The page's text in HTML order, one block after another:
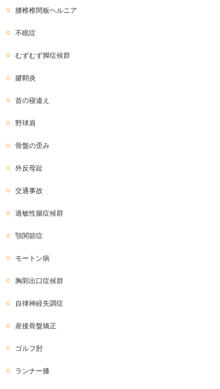
腰椎椎間板ヘルニア
不眠症
むずむず脚症候群
腱鞘炎
首の寝違え
野球肩
骨盤の歪み
外反母趾
交通事故
過敏性腸症候群
顎関節症
モートン病
胸郭出口症候群
自律神経失調症
産後骨盤矯正
ゴルフ肘
ランナー膝